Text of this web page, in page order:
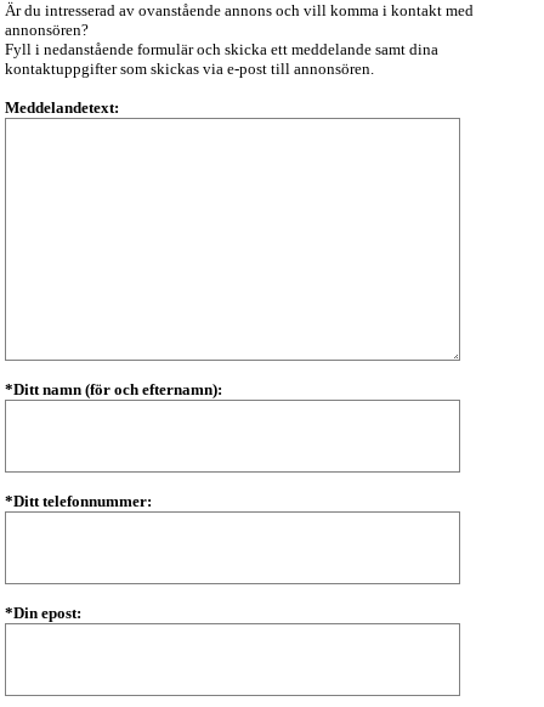
Är du intresserad av ovanstående annons och vill komma i kontakt med
annonsören?
Fyll i nedanstående formulär och skicka ett meddelande samt dina
kontaktuppgifter som skickas via e-post till annonsören.
Meddelandetext:
*Ditt namn (för och efternamn):
*Ditt telefonnummer:
*Din epost: